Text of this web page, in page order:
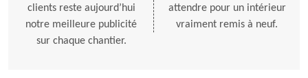
clients reste aujourd’hui
notre meilleure publicité
sur chaque chantier.
attendre pour un intérieur
vraiment remis à neuf.